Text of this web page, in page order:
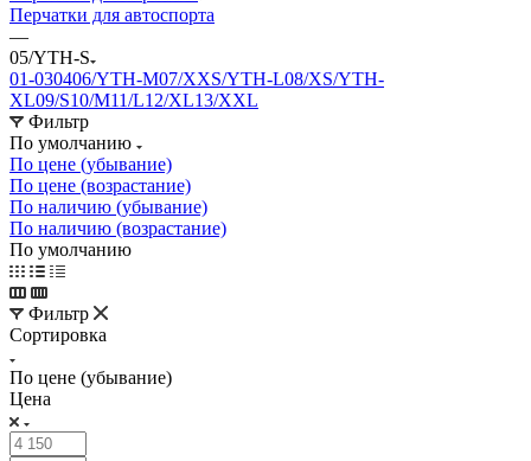
Перчатки для автоспорта
—
05/YTH-S
01-030406/YTH-M07/XXS/YTH-L08/XS/YTH-
XL09/S10/M11/L12/XL13/XXL
Фильтр
По умолчанию
По цене (убывание)
По цене (возрастание)
По наличию (убывание)
По наличию (возрастание)
По умолчанию
Фильтр
Сортировка
По цене (убывание)
Цена